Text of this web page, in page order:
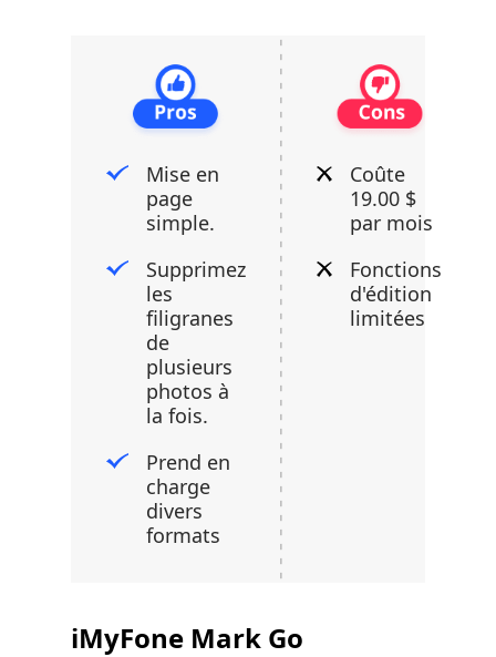
Mise en
page
simple.
Supprimez
les
filigranes
de
plusieurs
photos à
la fois.
Prend en
charge
divers
formats
Coûte
19.00 $
par mois
Fonctions
d'édition
limitées
iMyFone Mark Go